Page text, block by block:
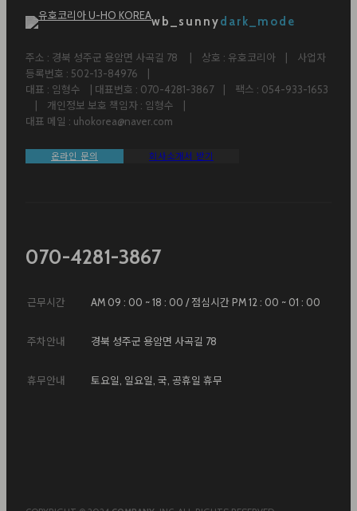
wb_sunnydark_mode
주소 : 경북 성주군 용암면 사곡길 78 ㅤ|ㅤ상호 : 유호코리아ㅤ|ㅤ사업자
등록번호 : 502-13-84976ㅤ|ㅤ
대표 : 임형수ㅤ| 대표번호 : 070-4281-3867ㅤ|ㅤ팩스 : 054-933-1653
ㅤ|ㅤ개인정보 보호 책임자 : 임형수ㅤ|ㅤ
대표 메일 : uhokorea@naver.com
온라인 문의 회사소개서 받기
070-4281-3867
근무시간 AM 09 : 00 ~ 18 : 00 / 점심시간 PM 12 : 00 ~ 01 : 00
주차안내 경북 성주군 용암면 사곡길 78
휴무안내 토요일, 일요일, 국, 공휴일 휴무